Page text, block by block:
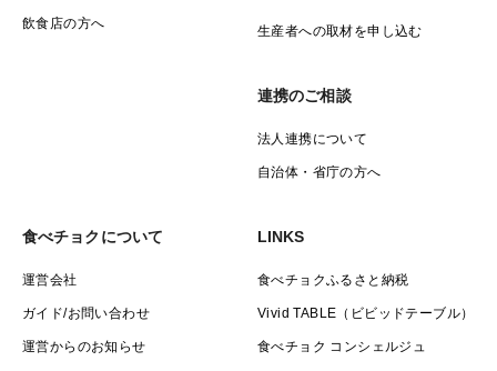
飲食店の方へ 生産者への取材を申し込む
連携のご相談
法人連携について
自治体・省庁の方へ
食べチョクについて
運営会社
ガイド/お問い合わせ
運営からのお知らせ
LINKS
食べチョクふるさと納税
Vivid TABLE（ビビッドテーブル）
食べチョク コンシェルジュ